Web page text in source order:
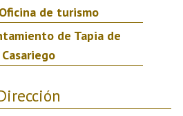
Oficina de turismo
de Tapia de
Casariego